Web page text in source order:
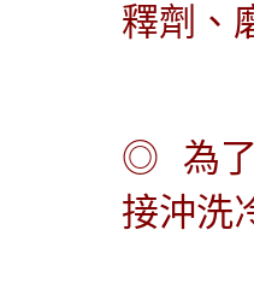
釋劑、
◎
為
接沖洗